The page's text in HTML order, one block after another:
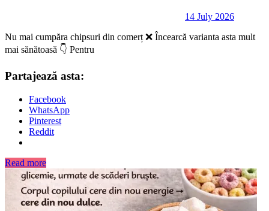
14 July 2026
Nu mai cumpăra chipsuri din comerț ❌ Încearcă varianta asta mult
mai sănătoasă 👇 Pentru
Partajează asta:
Facebook
WhatsApp
Pinterest
Reddit
Read more